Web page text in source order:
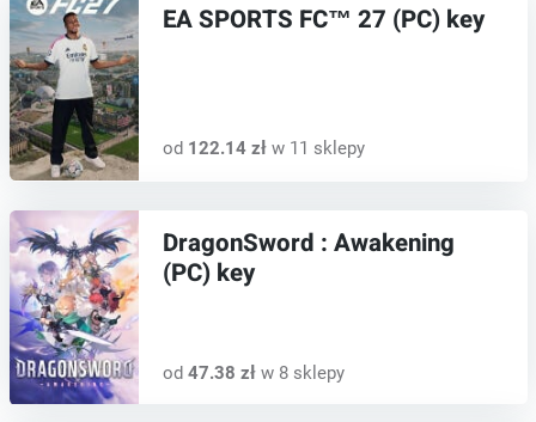
EA SPORTS FC™ 27 (PC) key
od 122.14 złw 11 sklepy
DragonSword : Awakening
(PC) key
od 47.38 złw 8 sklepy